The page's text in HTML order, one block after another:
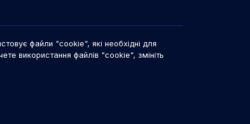
файли "cookie", які необхідні для
використання файлів "cookie", змініть